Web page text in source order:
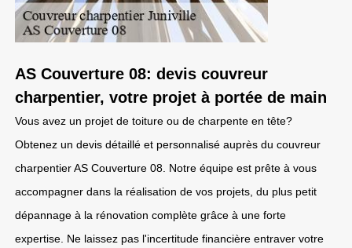
AS Couverture 08: devis couvreur
charpentier, votre projet à portée de main
Vous avez un projet de toiture ou de charpente en tête?
Obtenez un devis détaillé et personnalisé auprès du couvreur
charpentier AS Couverture 08. Notre équipe est prête à vous
accompagner dans la réalisation de vos projets, du plus petit
dépannage à la rénovation complète grâce à une forte
expertise. Ne laissez pas l'incertitude financière entraver votre